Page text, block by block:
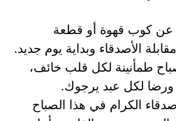
عن كوب قهوة أو قطعة
الأصدقاء وبداية يوم جديد.
طمأنينة لكل قلب خائف،
لكل عبد يرجوك.
الكرام في هذا الصباح